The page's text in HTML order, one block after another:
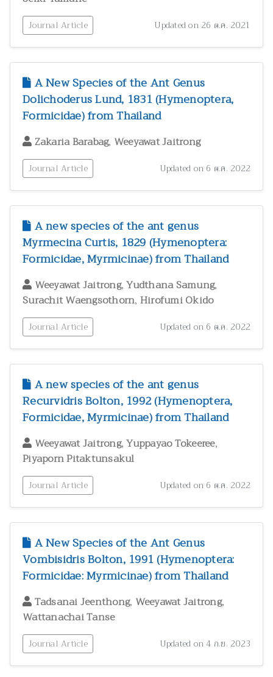
Journal Article Updated on 26 ต.ค. 2021
A New Species of the Ant Genus
Dolichoderus Lund, 1831 (Hymenoptera,
Formicidae) from Thailand
Zakaria Barabag, Weeyawat Jaitrong
Journal Article Updated on 6 ต.ค. 2022
A new species of the ant genus
Myrmecina Curtis, 1829 (Hymenoptera:
Formicidae, Myrmicinae) from Thailand
Weeyawat Jaitrong,Yudthana Samung,
Surachit Waengsothorn, Hirofumi Okido
Journal Article Updated on 6 ต.ค. 2022
A new species of the ant genus
Recurvidris Bolton, 1992 (Hymenoptera,
Formicidae, Myrmicinae) from Thailand
Weeyawat Jaitrong,Yuppayao Tokeeree,
Piyaporn Pitaktunsakul
Journal Article Updated on 6 ต.ค. 2022
A New Species of the Ant Genus
Vombisidris Bolton, 1991 (Hymenoptera:
Formicidae: Myrmicinae) from Thailand
Tadsanai Jeenthong, Weeyawat Jaitrong,
Wattanachai Tanse
Journal Article Updated on 4 ก.ย. 2023